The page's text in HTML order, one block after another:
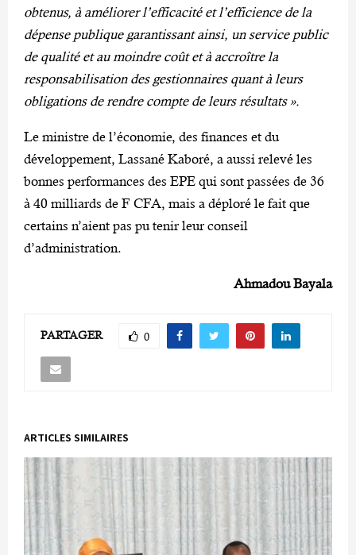
obtenus, à améliorer l’efficacité et l’efficience de la
dépense publique garantissant ainsi, un service public
de qualité et au moindre coût et à accroître la
responsabilisation des gestionnaires quant à leurs
obligations de rendre compte de leurs résultats ».
Le ministre de l’économie, des finances et du
développement, Lassané Kaboré, a aussi relevé les
bonnes performances des EPE qui sont passées de 36
à 40 milliards de F CFA, mais a déploré le fait que
certains n’aient pas pu tenir leur conseil
d’administration.
Ahmadou Bayala
PARTAGER 0
ARTICLES SIMILAIRES